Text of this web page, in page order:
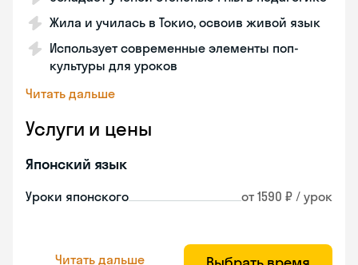
Жила и училась в Токио, освоив живой язык
Использует современные элементы поп-
культуры для уроков
Читать дальше
Услуги и цены
Японский язык
Уроки японского от 1590 ₽ / урок
Читать дальше